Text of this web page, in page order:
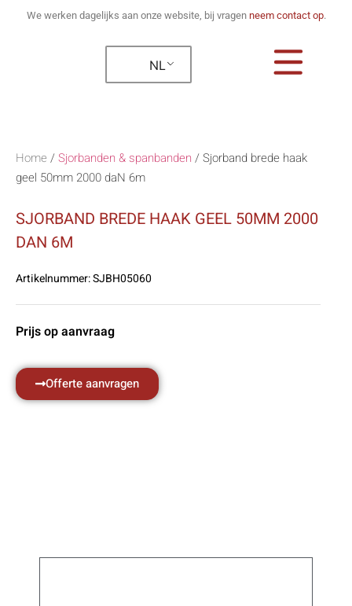
We werken dagelijks aan onze website, bij vragen neem contact op.
NL
Home /Sjorbanden & spanbanden /Sjorband brede haak
geel 50mm 2000 daN 6m
SJORBAND BREDE HAAK GEEL 50MM 2000
DAN 6M
Artikelnummer:SJBH05060
Prijs op aanvraag
Offerte aanvragen